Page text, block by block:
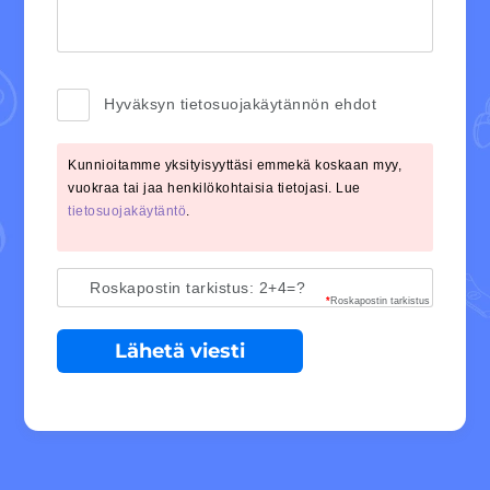
Hyväksyn tietosuojakäytännön ehdot
Kunnioitamme yksityisyyttäsi emmekä koskaan myy,
vuokraa tai jaa henkilökohtaisia tietojasi. Lue
tietosuojakäytäntö
Roskapostin tarkistus: 2+4=?
*Roskapostin tarkistus
Lähetä viesti